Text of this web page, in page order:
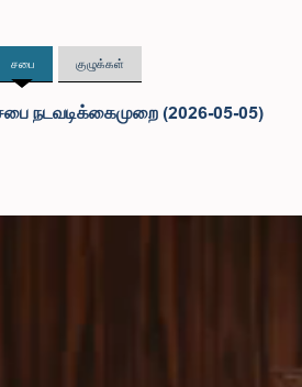
சபை குழுக்கள்
நடவடிக்கைமுறை (2026-05-05)